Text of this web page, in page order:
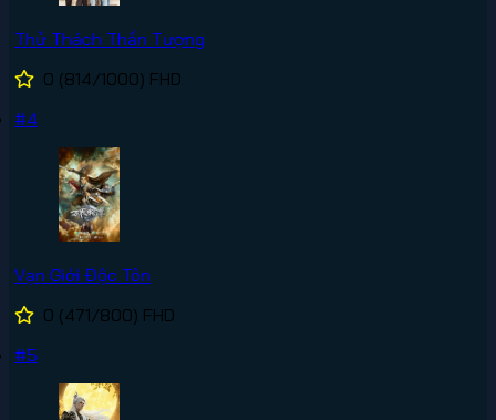
Thử Thách Thần Tượng
0 (814/1000) FHD
#4
Vạn Giới Độc Tôn
0 (471/800) FHD
#5